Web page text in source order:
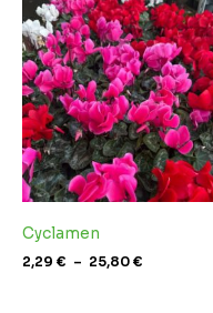
Cyclamen
2,29 € – 25,80€
de
prix :
2,29 €
à
25,80 €